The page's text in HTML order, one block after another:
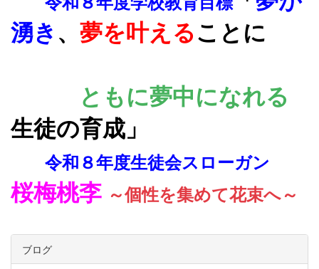
湧き 、 夢を叶えることに
ともに夢中になれる
生徒の育成 」
令和８年度生徒会スローガン
桜梅桃李 ～個性を集めて花束へ～
ブログ